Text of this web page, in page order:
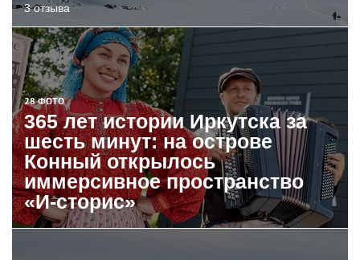
3 отзыва
28 ФОТО
365 лет истории Иркутска за
шесть минут: на острове
Конный открылось
иммерсивное пространство
«И-сторис»